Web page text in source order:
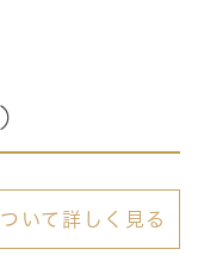
いて詳しく見る